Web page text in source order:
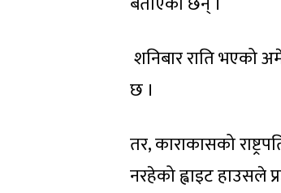
शनिबार राति भएको
छ ।
तर, काराकासको
नरहेको ह्वाइट हाउसले